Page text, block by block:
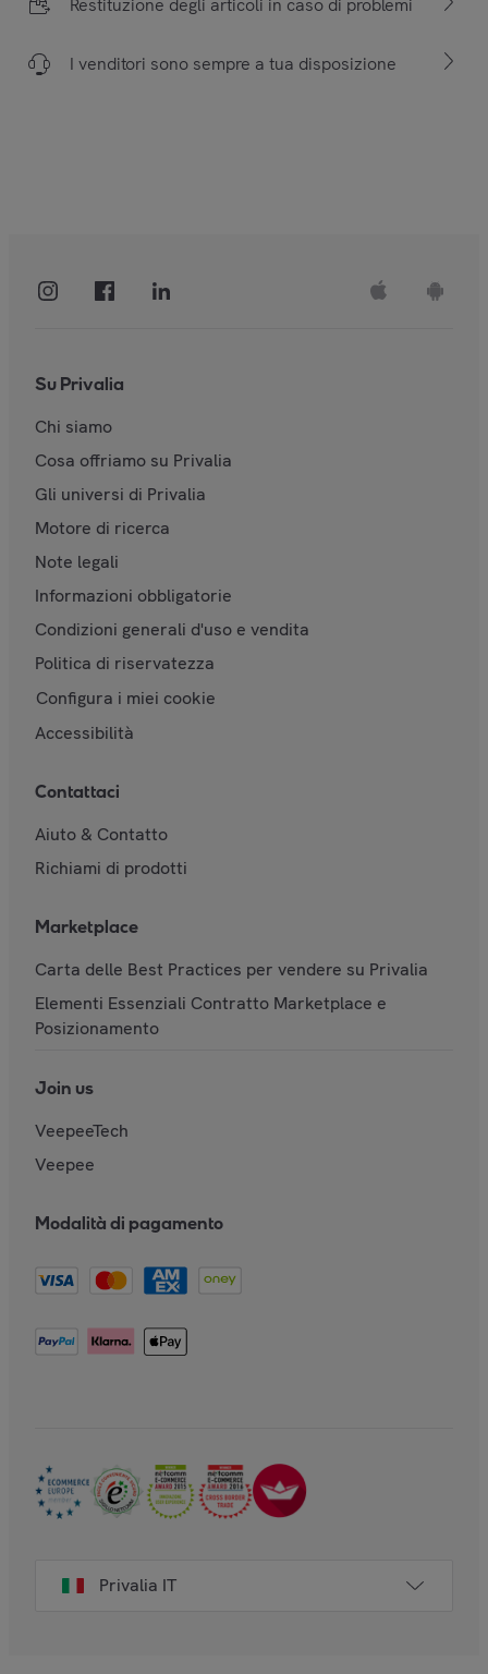
Restituzione degli articoli in caso di problemi
I venditori sono sempre a tua disposizione
Su Privalia
Chi siamo
Cosa offriamo su Privalia
Gli universi di Privalia
Motore di ricerca
Note legali
Informazioni obbligatorie
Condizioni generali d'uso e vendita
Politica di riservatezza
Configura i miei cookie
Accessibilità
Contattaci
Aiuto & Contatto
Richiami di prodotti
Marketplace
Carta delle Best Practices per vendere su Privalia
Elementi Essenziali Contratto Marketplace e
Posizionamento
Join us
VeepeeTech
Veepee
Modalità di pagamento
Privalia IT